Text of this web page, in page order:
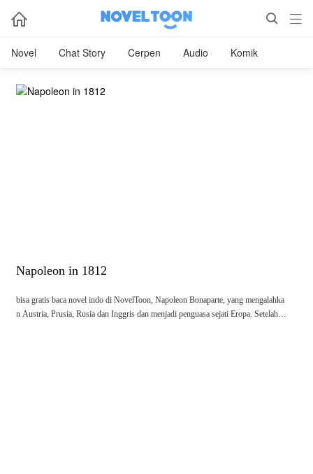
  
Novel Chat Story Cerpen Audio Komik
Napoleon in 1812
bisa gratis baca novel indo di NovelToon, Napoleon Bonaparte, yang mengalahka
n Austria, Prusia, Rusia dan Inggris dan menjadi penguasa sejati Eropa. Setelah re